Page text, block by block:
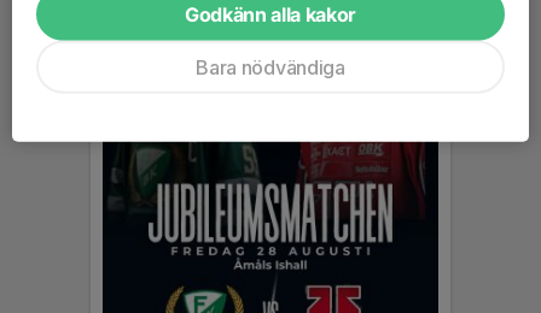
Godkänn alla kakor
Bara nödvändiga